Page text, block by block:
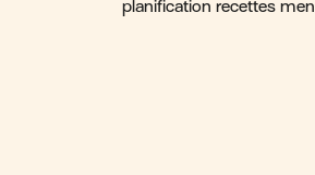
planification recettes